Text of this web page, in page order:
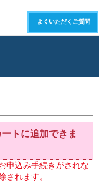
よくいただくご質問
トに追加できま
申込み手続きがされな
されます。